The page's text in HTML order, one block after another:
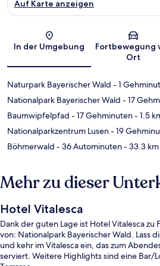
Karte
Auf Karte anzeigen
In der Umgebung
Fortbewegung
Ort
Naturpark Bayerischer Wald - 1
Nationalpark Bayerischer Wald - 17
Baumwipfelpfad - 17 Gehminuten- 1.5
Nationalparkzentrum Lusen- 19
Böhmerwald - 36 Autominuten- 33.3 km
Mehr zu dieser
Hotel Vitalesca
Dank der guten Lage ist Hotel Vitalesca
von: Nationalpark Bayerischer Wald. Lass
und kehr im Vitalesca ein, das zum
serviert. Weitere Highlights sind eine Bar/